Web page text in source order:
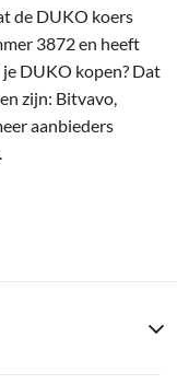
de DUKO koers
3872 en heeft
DUKO kopen? Dat
zijn: Bitvavo,
aanbieders